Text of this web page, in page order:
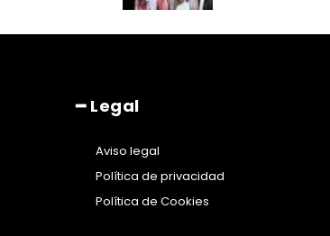
━ Legal
Aviso legal
Política de privacidad
Política de Cookies